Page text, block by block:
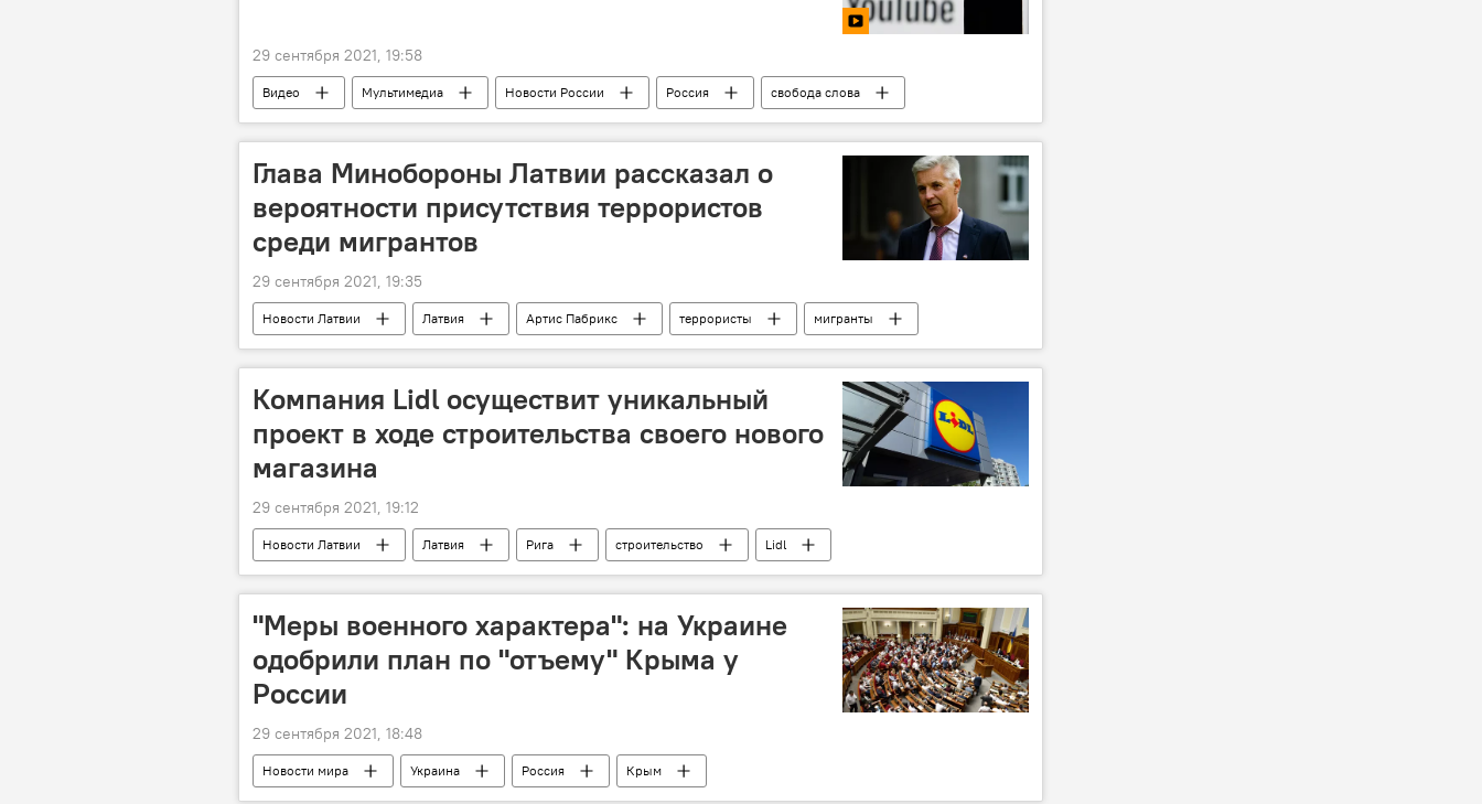
29 сентября 2021, 19:58
Видео Мультимедиа Новости России Россия
свобода слова
YouTube
RT Роскомнадзор
Глава Минобороны Латвии рассказал о
вероятности присутствия террористов
среди мигрантов
29 сентября 2021, 19:35
Новости Латвии Латвия Артис Пабрикс террористы мигранты
Компания Lidl осуществит уникальный
проект в ходе строительства своего нового
магазина
29 сентября 2021, 19:12
Новости Латвии Латвия Рига строительство Lidl
"Меры военного характера": на Украине
одобрили план по "отъему" Крыма у
России
29 сентября 2021, 18:48
Новости мира Украина Россия Крым